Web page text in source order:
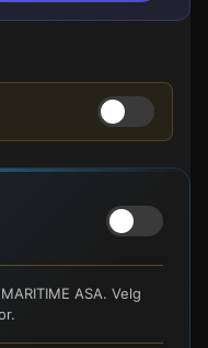
ASA. Velg